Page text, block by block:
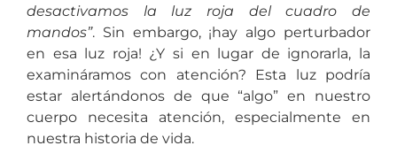
desactivamos la luz roja del cuadro de
mandos”. Sin embargo, ¡hay algo perturbador
en esa luz roja! ¿Y si en lugar de ignorarla, la
examináramos con atención? Esta luz podría
estar alertándonos de que “algo” en nuestro
cuerpo necesita atención, especialmente en
nuestra historia de vida.